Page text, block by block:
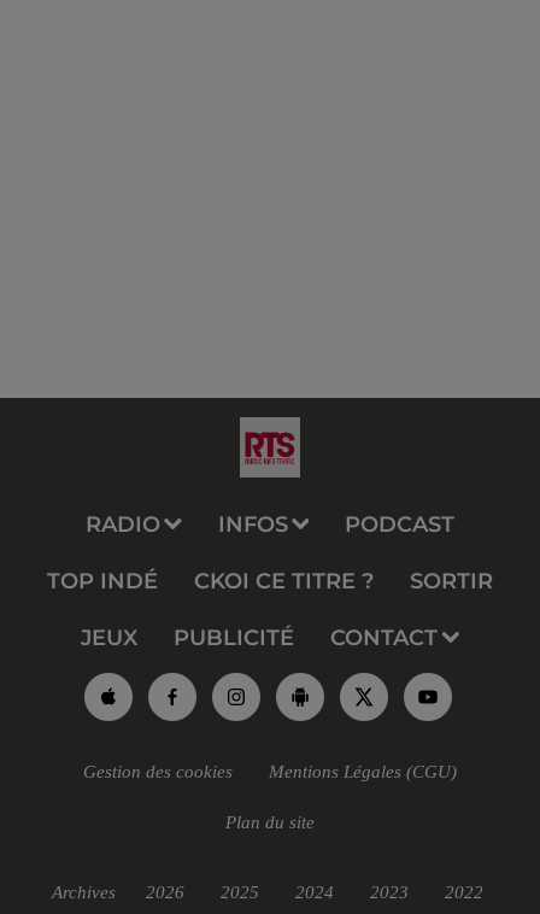
RADIO INFOS PODCAST
TOP INDÉ CKOI CE TITRE ? SORTIR
JEUX PUBLICITÉ CONTACT
Gestion des cookies Mentions Légales (CGU)
Plan du site
Archives 2026 2025 2024 2023 2022